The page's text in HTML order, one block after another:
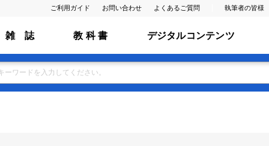
ご利用ガイド お問い合わせ よくあるご質問 執筆者の皆様
雑 誌 教 科 書 デジタルコンテンツ